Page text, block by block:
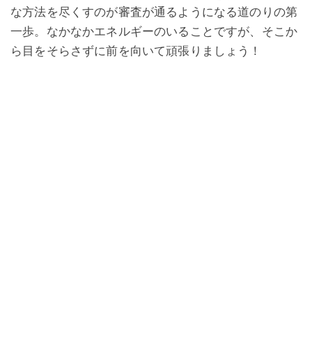
な方法を尽くすのが審査が通るようになる道のりの第
一歩。なかなかエネルギーのいることですが、そこか
ら目をそらさずに前を向いて頑張りましょう！